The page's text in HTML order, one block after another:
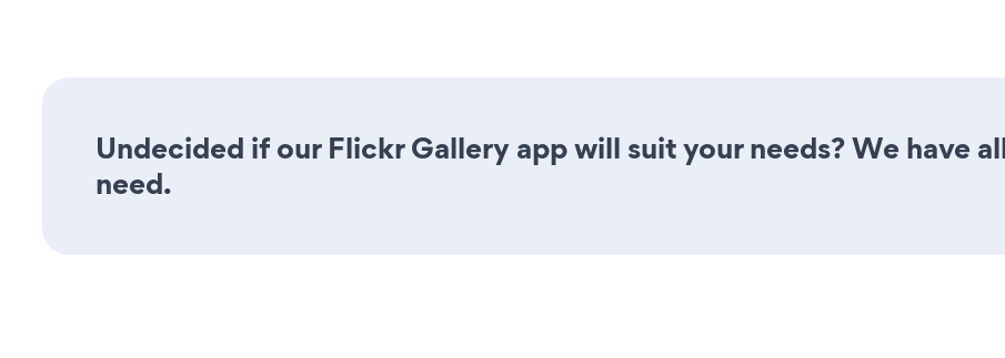
Undecided if our Flickr Gallery app will suit your needs? We have
need.